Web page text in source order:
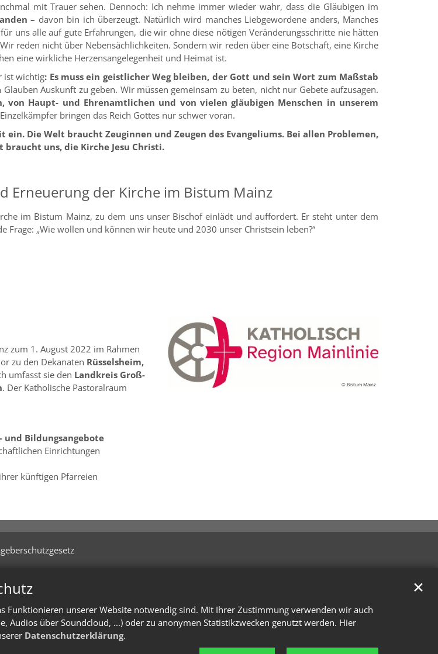
Funktionieren unserer Website notwendig sind. Mit Ihrer Zustimmung verwenden wir auch
Audios über Soundcloud, ...) oder zu anonymen Statistikzwecken genutzt werden. Hier
Datenschutzerklärung.
✕
mit Trauer sehen. Dennoch: Ich nehme immer wieder wahr, dass die Gläubigen im
– davon bin ich überzeugt. Natürlich wird manches Liebgewordene anders, Manches
uns alle auf gute Erfahrungen, die wir ohne diese nötigen Veränderungsschritte nie hätten
reden nicht über Nebensächlichkeiten. Sondern wir reden über eine Botschaft, eine Kirche
eine wirkliche Herzensangelegenheit und Heimat ist.
ist wichtig: Es muss ein geistlicher Weg bleiben, der Gott und sein Wort zum Maßstab
Auskunft zu geben. Wir müssen gemeinsam zu beten, nicht nur Gebete aufzusagen.
von Haupt- und Ehrenamtlichen und von vielen gläubigen Menschen in unserem
bringen das Reich Gottes nur schwer voran.
Die Welt braucht Zeuginnen und Zeugen des Evangeliums. Bei allen Problemen,
uns, die Kirche Jesu Christi.
Erneuerung der Kirche im Bistum Mainz
im Bistum Mainz, zu dem uns unser Bischof einlädt und auffordert. Er steht unter dem
Frage: „Wie wollen und können wir heute und 2030 unser Christsein leben?“
© Bistum Mainz
zum 1. August 2022 im Rahmen
zu den Dekanaten Rüsselsheim,
umfasst sie den Landkreis Groß-
. Der Katholische Pastoralraum
und Bildungsangebote
Einrichtungen
künftigen Pfarreien